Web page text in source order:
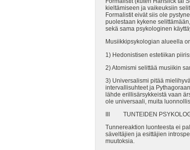
kieltämiseen ja vaikeuksiin
Formalistit eivät siis ole
puolestaan kykene
sekä sama psykologinen
Musiikkipsykologian alueella
1) Hedonistisen estetiikan
2) Atomismi selittää musiikin
3) Universalismi pitää
intervallisuhteet ja
lähde erillisärsykkeistä vaan
ole universaali, muita
III TUNTEIDEN
Tunnereaktion luonteesta ei
säveltäjien ja esittäjien
muutoksia.